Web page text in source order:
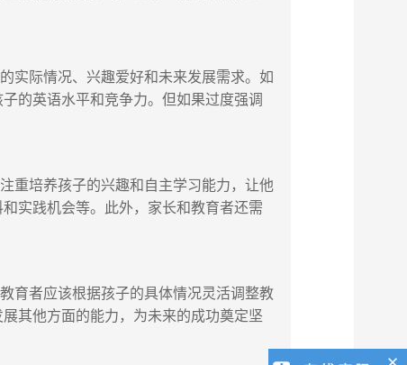
际情况、兴趣爱好和未来发展需求。如
的英语水平和竞争力。但如果过度强调
重培养孩子的兴趣和自主学习能力，让他
实践机会等。此外，家长和教育者还需
育者应该根据孩子的具体情况灵活调整教
其他方面的能力，为未来的成功奠定坚